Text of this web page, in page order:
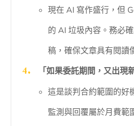
現在 AI 寫作盛行，但
的 AI 垃圾內容。務必
稿，確保文章具有閱讀
「如果委託期間，又出現
這是談判合約範圍的好
監測與回覆屬於月費範